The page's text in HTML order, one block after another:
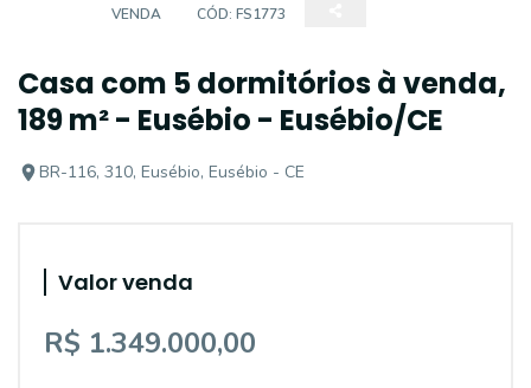
VENDA CÓD: FS1773
Casa com 5 dormitórios à venda,
189 m² - Eusébio - Eusébio/CE
BR-116, 310, Eusébio, Eusébio - CE
Valor venda
R$ 1.349.000,00